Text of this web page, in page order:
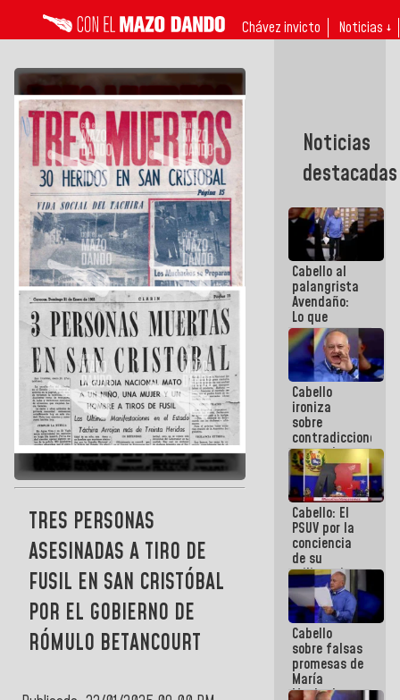
Chávez invicto Noticias ↓
TRES PERSONAS
ASESINADAS A TIRO DE
FUSIL EN SAN CRISTÓBAL
POR EL GOBIERNO DE
RÓMULO BETANCOURT
Noticias
destacadas
Cabello al
palangrista
Avendaño:
Lo que
vayas a
escribir
hazlo hoy
por que no
sabemos si
la semana
que viene
hay
programa
Cabello
ironiza
sobre
contradicciones
y mentiras
de María
Machado:
¡Créanle!
Cabello: El
PSUV por la
conciencia
de su
militancia
es la
organización
política más
sólida de
Venezuela
Cabello
sobre falsas
promesas de
María
Machado: